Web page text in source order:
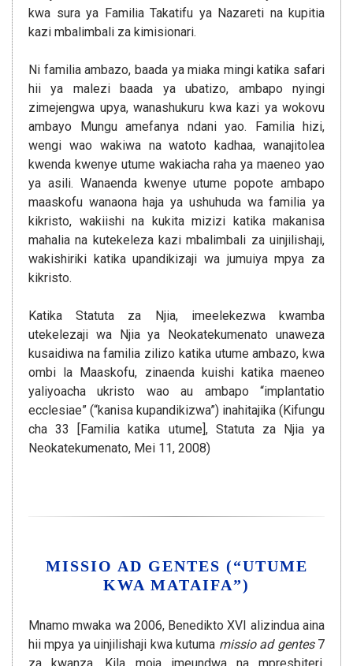
kwa sura ya Familia Takatifu ya Nazareti na kupitia
kazi mbalimbali za kimisionari.
Ni familia ambazo, baada ya miaka mingi katika safari
hii ya malezi baada ya ubatizo, ambapo nyingi
zimejengwa upya, wanashukuru kwa kazi ya wokovu
ambayo Mungu amefanya ndani yao. Familia hizi,
wengi wao wakiwa na watoto kadhaa, wanajitolea
kwenda kwenye utume wakiacha raha ya maeneo yao
ya asili. Wanaenda kwenye utume popote ambapo
maaskofu wanaona haja ya ushuhuda wa familia ya
kikristo, wakiishi na kukita mizizi katika makanisa
mahalia na kutekeleza kazi mbalimbali za uinjilishaji,
wakishiriki katika upandikizaji wa jumuiya mpya za
kikristo.
Katika Statuta za Njia, imeelekezwa kwamba
utekelezaji wa Njia ya Neokatekumenato unaweza
kusaidiwa na familia zilizo katika utume ambazo, kwa
ombi la Maaskofu, zinaenda kuishi katika maeneo
yaliyoacha ukristo wao au ambapo “implantatio
ecclesiae” (“kanisa kupandikizwa”) inahitajika (Kifungu
cha 33 [Familia katika utume], Statuta za Njia ya
Neokatekumenato, Mei 11, 2008)
MISSIO AD GENTES (“UTUME
KWA MATAIFA”)
Mnamo mwaka wa 2006, Benedikto XVI alizindua aina
hii mpya ya uinjilishaji kwa kutuma missio ad gentes7